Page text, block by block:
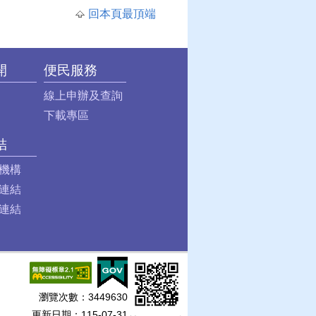
回本頁最頂端
便民服務
線上申辦及查詢
下載專區
構
結
結
瀏覽次數： 3449630